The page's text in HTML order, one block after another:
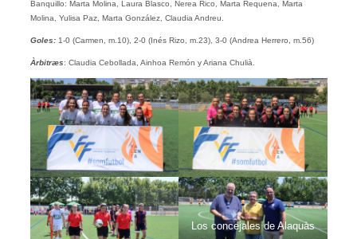
Banquillo: Marta Molina, Laura Blasco, Nerea Rico, Marta Requena, Marta
Molina, Yulisa Paz, Marta González, Claudia Andreu.
Goles:1-0 (Carmen, m.10), 2-0 (Inés Rizo, m.23), 3-0 (Andrea Herrero, m.56)
Àrbitræs: Claudia Cebollada, Ainhoa Remón y Ariana Chulià.
Los concejales de Alaquàs